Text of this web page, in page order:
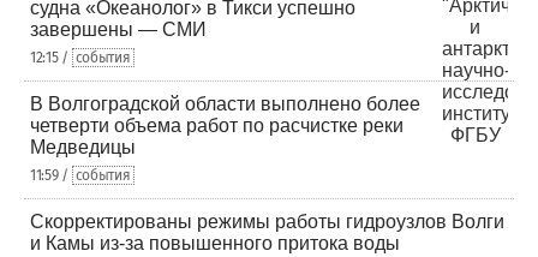
судна «Океанолог» в Тикси успешно
завершены — СМИ
12:15 / события
В Волгоградской области выполнено более
четверти объема работ по расчистке реки
Медведицы
11:59 / события
Скорректированы режимы работы гидроузлов Волги
и Камы из-за повышенного притока воды